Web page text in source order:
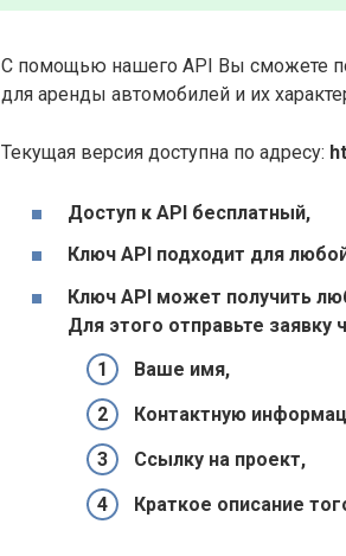
С помощью нашего API Вы сможете
для аренды автомобилей и их
Текущая версия доступна по адресу:
Доступ к API бесплатный,
Ключ API подходит для
Ключ API может получить
Для этого отправьте заявку
Ваше имя,
Контактную
Ссылку на проект,
Краткое описание